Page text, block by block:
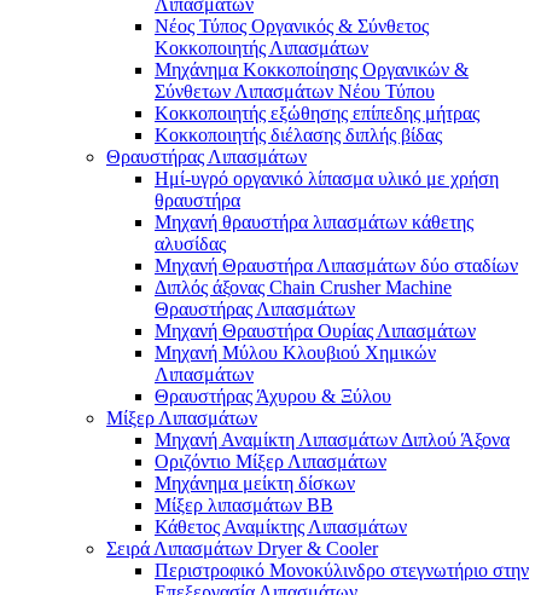
Λιπασμάτων
Νέος Τύπος Οργανικός & Σύνθετος
Κοκκοποιητής Λιπασμάτων
Μηχάνημα Κοκκοποίησης Οργανικών &
Σύνθετων Λιπασμάτων Νέου Τύπου
Κοκκοποιητής εξώθησης επίπεδης μήτρας
Κοκκοποιητής διέλασης διπλής βίδας
Θραυστήρας Λιπασμάτων
Ημί-υγρό οργανικό λίπασμα υλικό με χρήση
θραυστήρα
Μηχανή θραυστήρα λιπασμάτων κάθετης
αλυσίδας
Μηχανή Θραυστήρα Λιπασμάτων δύο σταδίων
Διπλός άξονας Chain Crusher Machine
Θραυστήρας Λιπασμάτων
Μηχανή Θραυστήρα Ουρίας Λιπασμάτων
Μηχανή Μύλου Κλουβιού Χημικών
Λιπασμάτων
Θραυστήρας Άχυρου & Ξύλου
Μίξερ Λιπασμάτων
Μηχανή Αναμίκτη Λιπασμάτων Διπλού Άξονα
Οριζόντιο Μίξερ Λιπασμάτων
Μηχάνημα μείκτη δίσκων
Μίξερ λιπασμάτων BB
Κάθετος Αναμίκτης Λιπασμάτων
Σειρά Λιπασμάτων Dryer & Cooler
Περιστροφικό Μονοκύλινδρο στεγνωτήριο στην